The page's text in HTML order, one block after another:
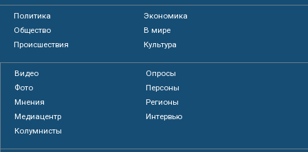
Политика
Экономика
Общество
В мире
Происшествия
Культура
Видео
Опросы
Фото
Персоны
Мнения
Регионы
Медиацентр
Интервью
Колумнисты